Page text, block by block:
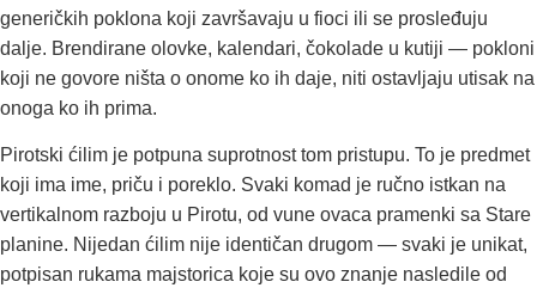
generičkih poklona koji završavaju u fioci ili se prosleđuju
dalje. Brendirane olovke, kalendari, čokolade u kutiji — pokloni
koji ne govore ništa o onome ko ih daje, niti ostavljaju utisak na
onoga ko ih prima.
Pirotski ćilim je potpuna suprotnost tom pristupu. To je predmet
koji ima ime, priču i poreklo. Svaki komad je ručno istkan na
vertikalnom razboju u Pirotu, od vune ovaca pramenki sa Stare
planine. Nijedan ćilim nije identičan drugom — svaki je unikat,
potpisan rukama majstorica koje su ovo znanje nasledile od